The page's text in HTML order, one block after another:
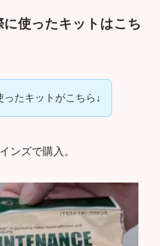
に使ったキットはこち
ったキットがこちら↓
ンズで購入。